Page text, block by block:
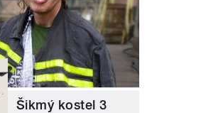
Šikmý kostel 3